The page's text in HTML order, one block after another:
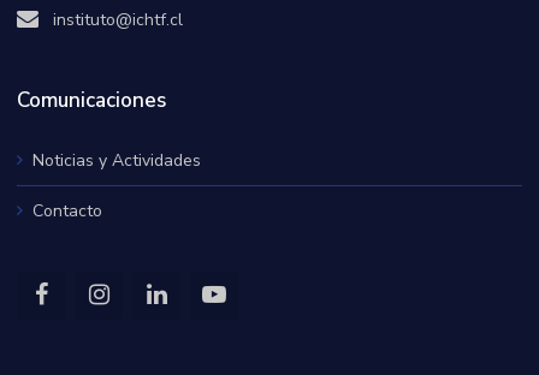
instituto@ichtf.cl
Comunicaciones
Noticias y Actividades
Contacto